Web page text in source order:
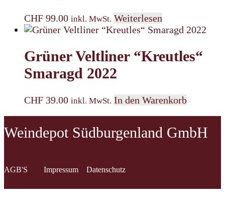
CHF 99.00 inkl. MwSt. Weiterlesen
Grüner Veltliner “Kreutles“
Smaragd 2022
CHF 39.00 inkl. MwSt. In den Warenkorb
Weindepot Südburgenland GmbH
AGB'S Impressum Datenschutz